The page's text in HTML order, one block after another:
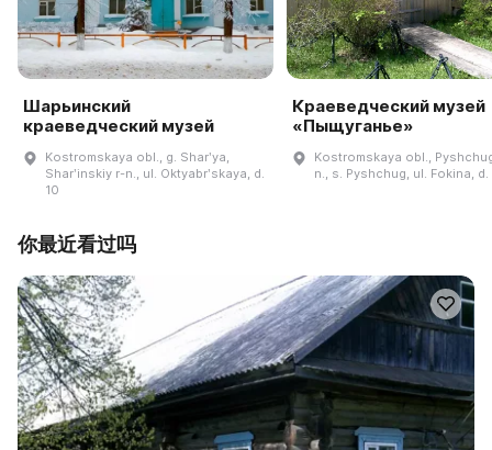
Шарьинский
краеведческий музей
Kostromskaya obl., g. Sharʹya,
Sharʹinskiy r-n., ul. Oktyabrʹskaya, d.
10
Краеведческий музей
«Пыщуганье»
Kostromskaya obl.,
n., s. Pyshchug, ul. Fokina,
你最近看过吗